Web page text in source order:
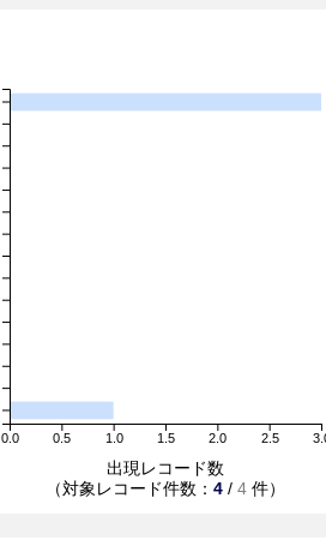
0.0 0.5 1.0 1.5 2.0 2.5
出現レコード数
（対象レコード件数： 4 / 4 件）